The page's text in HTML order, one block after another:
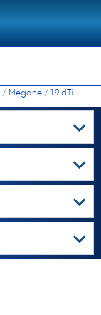
/ Megane / 1.9 dTi